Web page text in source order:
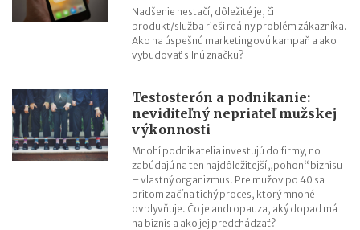
Nadšenie nestačí, dôležité je, či
produkt/služba rieši reálny problém zákazníka.
Ako na úspešnú marketingovú kampaň a ako
vybudovať silnú značku?
Testosterón a podnikanie:
neviditeľný nepriateľ mužskej
výkonnosti
Mnohí podnikatelia investujú do firmy, no
zabúdajú na ten najdôležitejší „pohon“ biznisu
– vlastný organizmus. Pre mužov po 40 sa
pritom začína tichý proces, ktorý mnohé
ovplyvňuje. Čo je andropauza, aký dopad má
na biznis a ako jej predchádzať?